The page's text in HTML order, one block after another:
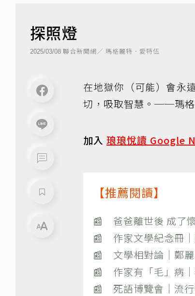
探照燈
2025/03/08 聯合新聞網／ 瑪格麗特．愛特伍
在地獄你（可能）會永
切，吸取智慧。──瑪
加入 琅琅悅讀 Google
【推薦閱讀】
📰 爸爸離世後 成了
📰 作家文學紀念冊｜
📰 文學相對論｜鄭
📰 作家有「毛」病
📰 死語博覽會｜流行